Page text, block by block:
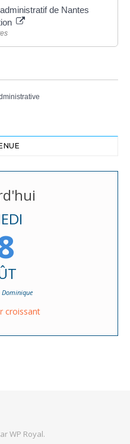
de Nantes
croissant
WP Royal.